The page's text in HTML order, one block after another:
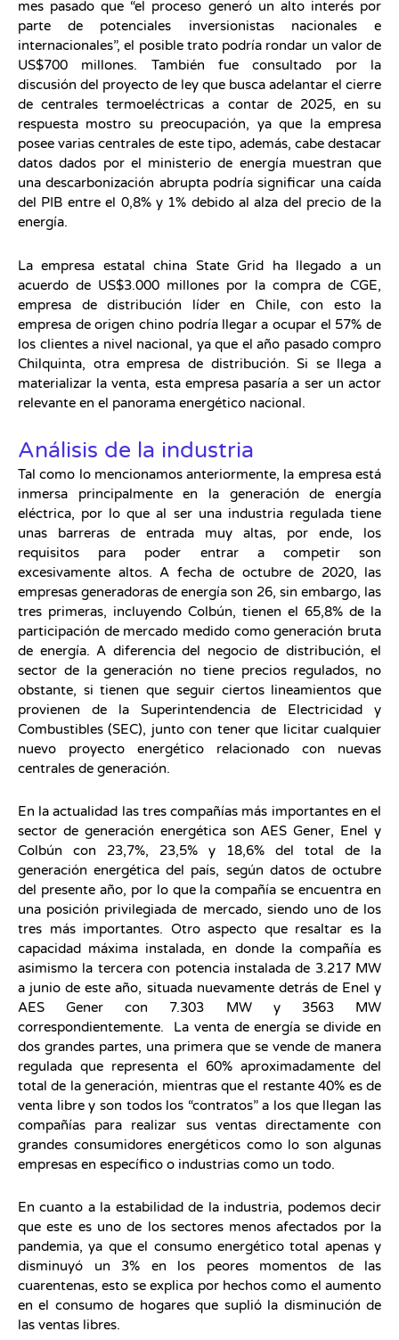
mes pasado que “el proceso generó un alto interés por
parte de potenciales inversionistas nacionales e
internacionales”, el posible trato podría rondar un valor de
US$700 millones. También fue consultado por la
discusión del proyecto de ley que busca adelantar el cierre
de centrales termoeléctricas a contar de 2025, en su
respuesta mostro su preocupación, ya que la empresa
posee varias centrales de este tipo, además, cabe destacar
datos dados por el ministerio de energía muestran que
una descarbonización abrupta podría significar una caída
del PIB entre el 0,8% y 1% debido al alza del precio de la
energía.
La empresa estatal china State Grid ha llegado a un
acuerdo de US$3.000 millones por la compra de CGE,
empresa de distribución líder en Chile, con esto la
empresa de origen chino podría llegar a ocupar el 57% de
los clientes a nivel nacional, ya que el año pasado compro
Chilquinta, otra empresa de distribución. Si se llega a
materializar la venta, esta empresa pasaría a ser un actor
relevante en el panorama energético nacional.
Análisis de la industria
Tal como lo mencionamos anteriormente, la empresa está
inmersa principalmente en la generación de energía
eléctrica, por lo que al ser una industria regulada tiene
unas barreras de entrada muy altas, por ende, los
requisitos para poder entrar a competir son
excesivamente altos. A fecha de octubre de 2020, las
empresas generadoras de energía son 26, sin embargo, las
tres primeras, incluyendo Colbún, tienen el 65,8% de la
participación de mercado medido como generación bruta
de energía. A diferencia del negocio de distribución, el
sector de la generación no tiene precios regulados, no
obstante, si tienen que seguir ciertos lineamientos que
provienen de la Superintendencia de Electricidad y
Combustibles (SEC), junto con tener que licitar cualquier
nuevo proyecto energético relacionado con nuevas
centrales de generación.
En la actualidad las tres compañías más importantes en el
sector de generación energética son AES Gener, Enel y
Colbún con 23,7%, 23,5% y 18,6% del total de la
generación energética del país, según datos de octubre
del presente año, por lo que la compañía se encuentra en
una posición privilegiada de mercado, siendo uno de los
tres más importantes. Otro aspecto que resaltar es la
capacidad máxima instalada, en donde la compañía es
asimismo la tercera con potencia instalada de 3.217 MW
a junio de este año, situada nuevamente detrás de Enel y
AES Gener con 7.303 MW y 3563 MW
correspondientemente. La venta de energía se divide en
dos grandes partes, una primera que se vende de manera
regulada que representa el 60% aproximadamente del
total de la generación, mientras que el restante 40% es de
venta libre y son todos los “contratos” a los que llegan las
compañías para realizar sus ventas directamente con
grandes consumidores energéticos como lo son algunas
empresas en específico o industrias como un todo.
En cuanto a la estabilidad de la industria, podemos decir
que este es uno de los sectores menos afectados por la
pandemia, ya que el consumo energético total apenas y
disminuyó un 3% en los peores momentos de las
cuarentenas, esto se explica por hechos como el aumento
en el consumo de hogares que suplió la disminución de
las ventas libres.